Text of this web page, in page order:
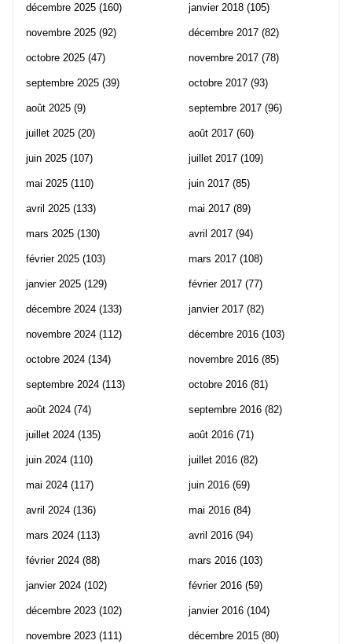
décembre 2025 (160)
novembre 2025 (92)
octobre 2025 (47)
septembre 2025 (39)
août 2025 (9)
juillet 2025 (20)
juin 2025 (107)
mai 2025 (110)
avril 2025 (133)
mars 2025 (130)
février 2025 (103)
janvier 2025 (129)
décembre 2024 (133)
novembre 2024 (112)
octobre 2024 (134)
septembre 2024 (113)
août 2024 (74)
juillet 2024 (135)
juin 2024 (110)
mai 2024 (117)
avril 2024 (136)
mars 2024 (113)
février 2024 (88)
janvier 2024 (102)
décembre 2023 (102)
novembre 2023 (111)
janvier 2018 (105)
décembre 2017 (82)
novembre 2017 (78)
octobre 2017 (93)
septembre 2017 (96)
août 2017 (60)
juillet 2017 (109)
juin 2017 (85)
mai 2017 (89)
avril 2017 (94)
mars 2017 (108)
février 2017 (77)
janvier 2017 (82)
décembre 2016 (103)
novembre 2016 (85)
octobre 2016 (81)
septembre 2016 (82)
août 2016 (71)
juillet 2016 (82)
juin 2016 (69)
mai 2016 (84)
avril 2016 (94)
mars 2016 (103)
février 2016 (59)
janvier 2016 (104)
décembre 2015 (80)